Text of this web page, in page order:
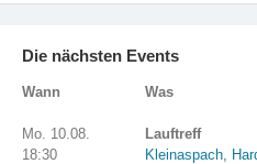
Die nächsten Events
Wann Was
Mo. 10.08.
18:30
Lauftreff
Kleinaspach,